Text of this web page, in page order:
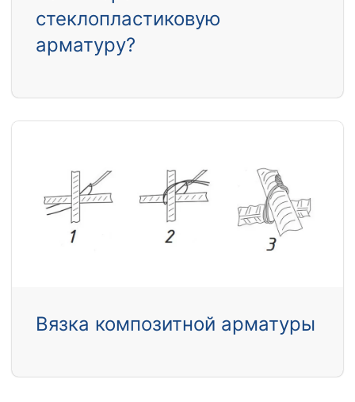
стеклопластиковую
арматуру?
Вязка композитной арматуры